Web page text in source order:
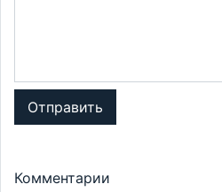
Отправить
Комментарии